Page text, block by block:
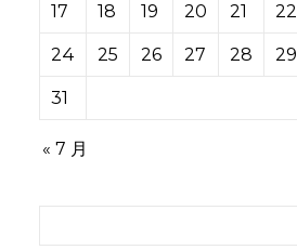
17 18 19 20 21 22
24 25 26 27 28 29
31
« 7 月